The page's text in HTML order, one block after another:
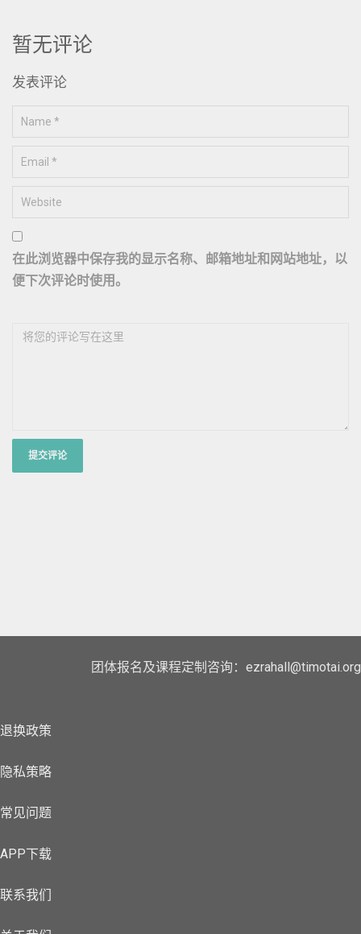
暂无评论
发表评论
在此浏览器中保存我的显示名称、邮箱地址和网站地址，以
便下次评论时使用。
团体报名及课程定制咨询：ezrahall@timotai.org
退换政策
隐私策略
常见问题
APP下载
联系我们